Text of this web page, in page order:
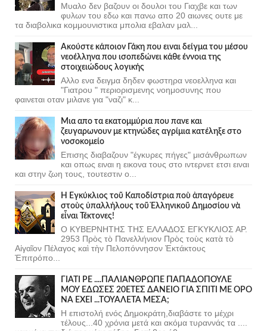
Μυαλο δεν βαζουν οι δουλοι του Γιαχβε και των
φυλων του εδω και πανω απο 20 αιωνες ουτε με
τα διαβολικα κομμουνιστικα μπολια εβαλαν μαλ...
Ακούστε κάποιον Γάκη που ειναι δείγμα του μέσου
νεοέλληνα που ισοπεδώνει κάθε έννοια της
στοιχειώδους λογικής
Αλλο ενα δειγμα δηδεν φωστηρα νεοελληνα και
"Γιατρου " περιορισμενης νοημοσυνης που
φαινεται οταν μιλανε για "ναζι" κ...
Μια απο τα εκατομμύρια που πανε και
ζευγαρωνουν με κτηνώδες αγρίμια κατέληξε στο
νοσοκομείο
Επισης διαβαζουν "έγκυρες πήγες" μισάνθρωπων
και οπως ειναι η εικονα τους στο ιντερνετ ετσι ειναι
και στην ζωη τους, τουτεστιν ο...
Ἡ Ἐγκύκλιος τοῦ Καποδίστρια ποὺ ἀπαγόρευε
στοὺς ὑπαλλήλους τοῦ Ἑλληνικοῦ Δημοσίου νὰ
εἶναι Τέκτονες!
Ο ΚΥΒΕΡΝΗΤΗΣ ΤΗΣ ΕΛΛΑΔΟΣ ΕΓΚΥΚΛΙΟΣ ΑΡ.
2953 Πρὸς τὸ Πανελλήνιον Πρὸς τοὺς κατὰ τὸ
Αἰγαῖον Πέλαγος καὶ τὴν Πελοπόννησον Ἐκτάκτους
Ἐπιτρόπο...
ΓΙΑΤΙ ΡΕ ....ΠΑΛΙΑΝΘΡΩΠΕ ΠΑΠΑΔΟΠΟΥΛΕ
ΜΟΥ ΕΔΩΣΕΣ 20ΕΤΕΣ ΔΑΝΕΙΟ ΓΙΑ ΣΠΙΤΙ ΜΕ ΟΡΟ
ΝΑ ΕΧΕΙ ...ΤΟΥΑΛΕΤΑ ΜΕΣΑ;
Η επιστολή ενός Δημοκράτη,διαβάστε το μέχρι
τέλους...40 χρόνια μετά και ακόμα τυραννάς τα ....